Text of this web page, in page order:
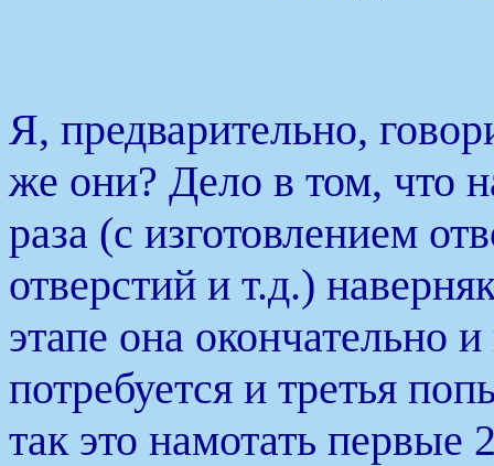
Я, предварительно,
же они? Дело в том, что
раза (с изготовлением
отверстий и т.д.)
этапе она окончательно
потребуется и третья
так это намотать первые